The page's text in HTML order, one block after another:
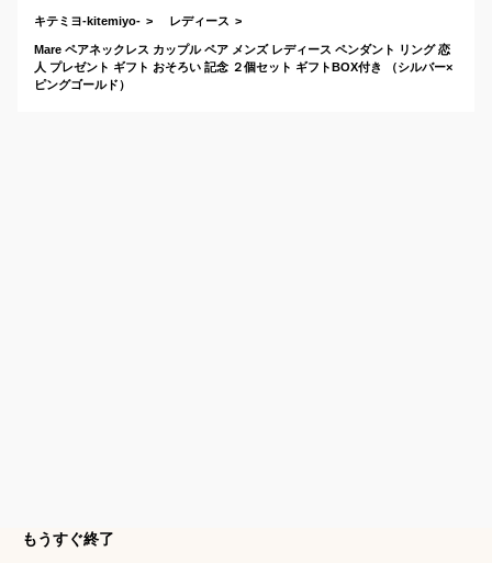
キテミヨ-kitemiyo- レディース
Mare ペアネックレス カップル ペア メンズ レディース ペンダント リング 恋
人 プレゼント ギフト おそろい 記念 ２個セット ギフトBOX付き （シルバー×
ピングゴールド）
もうすぐ終了